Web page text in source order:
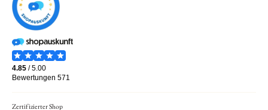
Zertifizierter Shop